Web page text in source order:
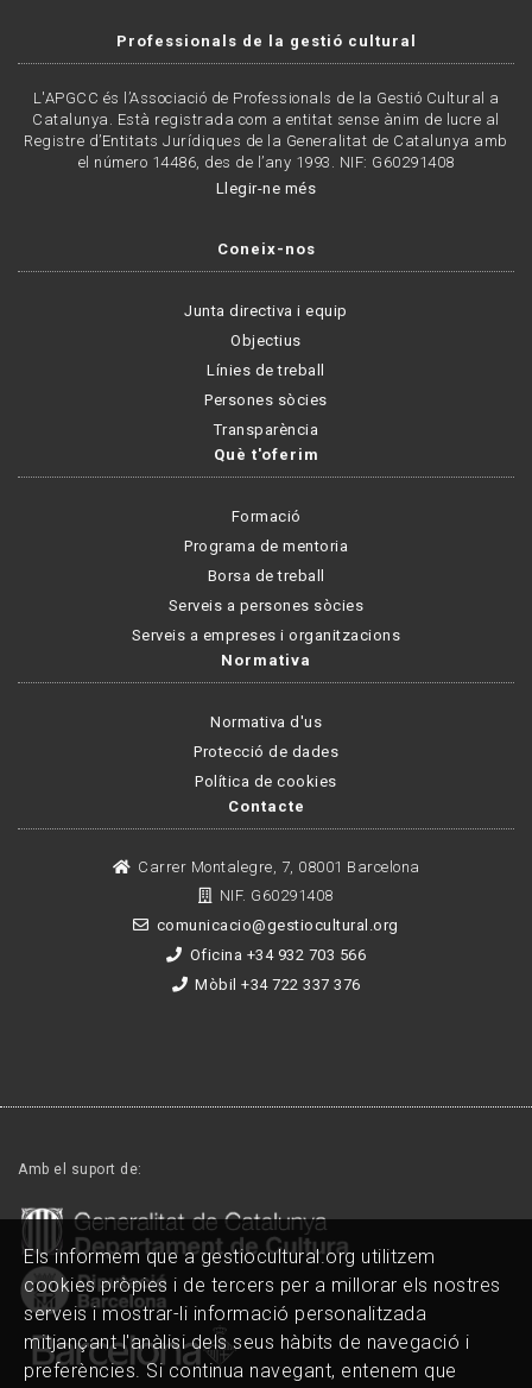
Professionals de la gestió cultural
L'APGCC és l’Associació de Professionals de la Gestió Cultural a
Catalunya. Està registrada com a entitat sense ànim de lucre al
Registre d’Entitats Jurídiques de la Generalitat de Catalunya amb
el número 14486, des de l’any 1993. NIF: G60291408
Llegir-ne més
Coneix-nos
Junta directiva i equip
Objectius
Línies de treball
Persones sòcies
Transparència
Què t'oferim
Formació
Programa de mentoria
Borsa de treball
Serveis a persones sòcies
Serveis a empreses i organitzacions
Normativa
Normativa d'us
Protecció de dades
Política de cookies
Contacte
Carrer Montalegre, 7, 08001 Barcelona
NIF. G60291408
comunicacio@gestiocultural.org
Oficina +34 932 703 566
Mòbil +34 722 337 376
Amb el suport de:
Els informem que a gestiocultural.org utilitzem
cookies pròpies i de tercers per a millorar els nostres
serveis i mostrar-li informació personalitzada
mitjançant l'anàlisi dels seus hàbits de navegació i
preferències. Si continua navegant, entenem que